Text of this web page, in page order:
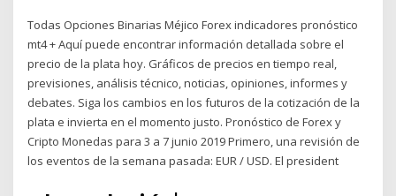
Todas Opciones Binarias Méjico Forex indicadores pronóstico
mt4 + Aquí puede encontrar información detallada sobre el
precio de la plata hoy. Gráficos de precios en tiempo real,
previsiones, análisis técnico, noticias, opiniones, informes y
debates. Siga los cambios en los futuros de la cotización de la
plata e invierta en el momento justo. Pronóstico de Forex y
Cripto Monedas para 3 a 7 junio 2019 Primero, una revisión de
los eventos de la semana pasada: EUR / USD. El president